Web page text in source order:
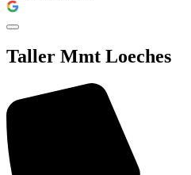
Taller Mmt Loeches